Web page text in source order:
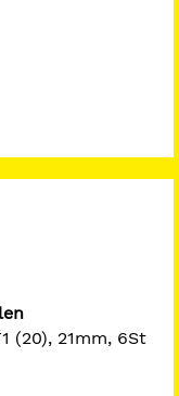
(20), 21mm, 6St